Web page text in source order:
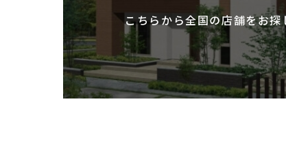
こちらから全国の店舗をお探